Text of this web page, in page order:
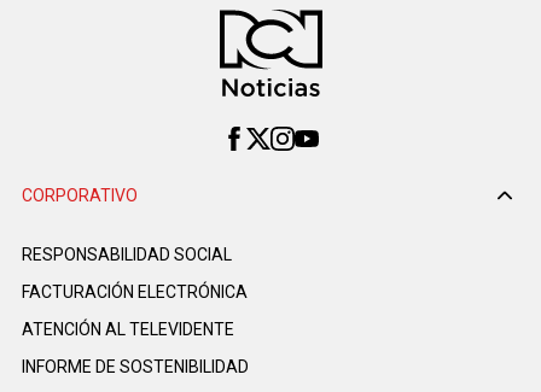
CORPORATIVO
RESPONSABILIDAD SOCIAL
FACTURACIÓN ELECTRÓNICA
ATENCIÓN AL TELEVIDENTE
INFORME DE SOSTENIBILIDAD